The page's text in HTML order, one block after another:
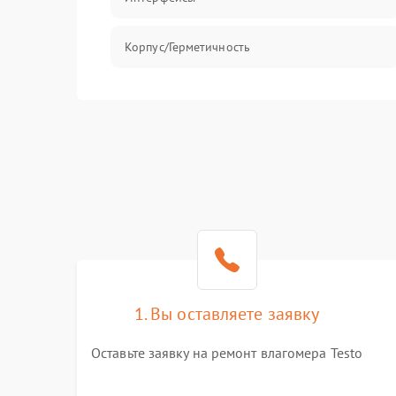
Корпус/Герметичность
1. Вы оставляете заявку
Оставьте заявку на ремонт влагомера Testo